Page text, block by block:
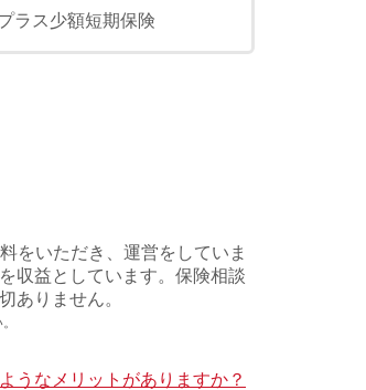
ラス少額短期保険
をいただき、運営をしていま
収益としています。保険相談
ありません。
うなメリットがありますか？